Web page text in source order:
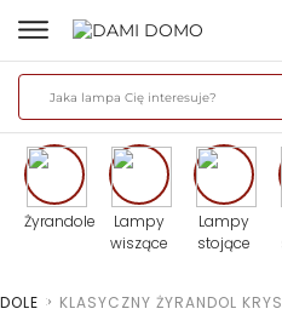
Żyrandole
Lampy
wiszące
Lampy
stojące
> KLASYCZNY ŻYRANDOL